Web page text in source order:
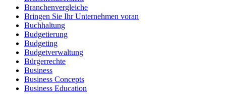
Branchenvergleiche
Bringen Sie Ihr Unternehmen voran
Buchhaltung
Budgetierung
Budgeting
Budgetverwaltung
Bürgerrechte
Business
Business Concepts
Business Education